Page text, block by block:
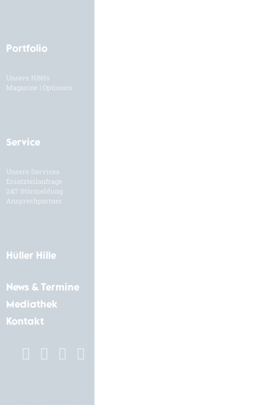
Portfolio
Unsere NBHs
Magazine | Optionen
Service
Unsere Services
Ersatzteilanfrage
24|7 Störmeldung
Ansprechpartner
Hüller Hille
News & Termine
Mediathek
Kontakt